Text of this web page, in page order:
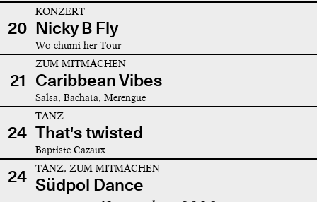
20
KONZERT
Nicky B Fly
Wo chumi her Tour
21
ZUM MITMACHEN
Caribbean Vibes
Salsa, Bachata, Merengue
24
TANZ
That's twisted
Baptiste Cazaux
24 TANZ, ZUM MITMACHEN
Südpol Dance